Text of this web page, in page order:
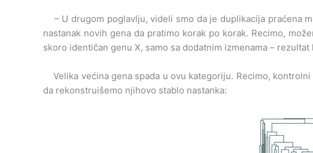
– U drugom poglavlju, videli smo da je duplikacija praćena
nastanak novih gena da pratimo korak po korak. Recimo,
skoro identičan genu X, samo sa dodatnim izmenama –
Velika većina gena spada u ovu kategoriju. Recimo, kontrolni
da rekonstruišemo njihovo stablo nastanka: